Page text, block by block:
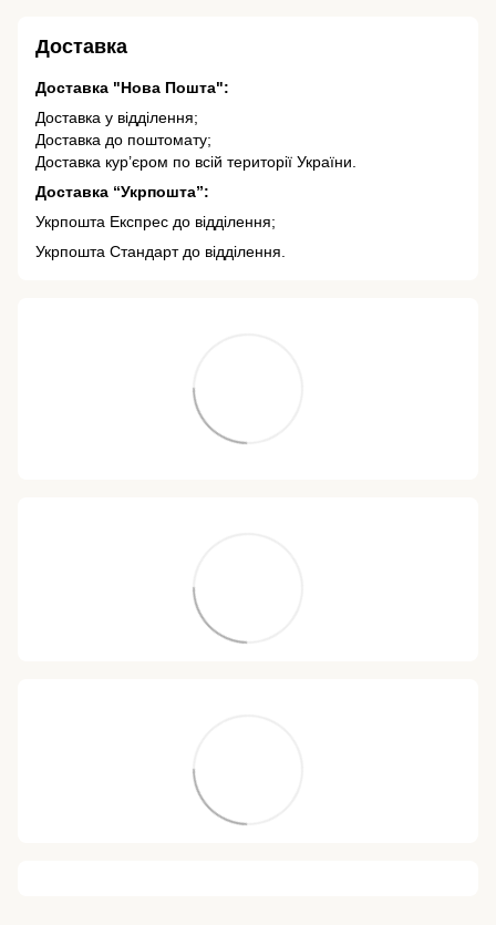
Доставка
Доставка "Нова Пошта":
Доставка у відділення;
Доставка до поштомату;
Доставка кур’єром по всій території України.
Доставка “Укрпошта”:
Укрпошта Експрес до відділення;
Укрпошта Стандарт до відділення.